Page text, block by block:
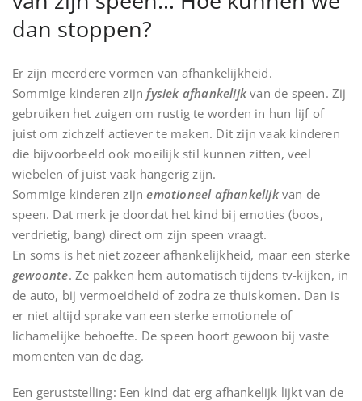
dan stoppen?
Er zijn meerdere vormen van afhankelijkheid.
Sommige kinderen zijnfysiek afhankelijk van de speen. Zij
gebruiken het zuigen om rustig te worden in hun lijf of
juist om zichzelf actiever te maken. Dit zijn vaak kinderen
die bijvoorbeeld ook moeilijk stil kunnen zitten, veel
wiebelen of juist vaak hangerig zijn.
Sommige kinderen zijnemotioneel afhankelijkvan de
speen. Dat merk je doordat het kind bij emoties (boos,
verdrietig, bang) direct om zijn speen vraagt.
En soms is het niet zozeer afhankelijkheid, maar een sterke
gewoonte. Ze pakken hem automatisch tijdens tv-kijken, in
de auto, bij vermoeidheid of zodra ze thuiskomen. Dan is
er niet altijd sprake van een sterke emotionele of
lichamelijke behoefte. De speen hoort gewoon bij vaste
momenten van de dag.
Een geruststelling: Een kind dat erg afhankelijk lijkt van de